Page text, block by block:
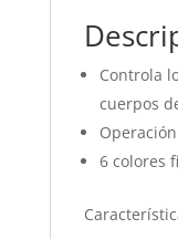
Controla
cuerpos
6 colores